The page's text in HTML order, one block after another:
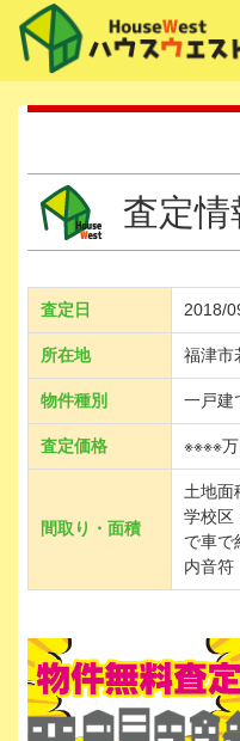
査定情
査定日 2018/
所在地 福津市
物件種別 一戸建
査定価格 ※※※※
間取り・面積
土地面
学校区
で車で
内音符